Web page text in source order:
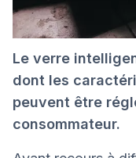
Le verre
dont les
peuvent être
consommateur.